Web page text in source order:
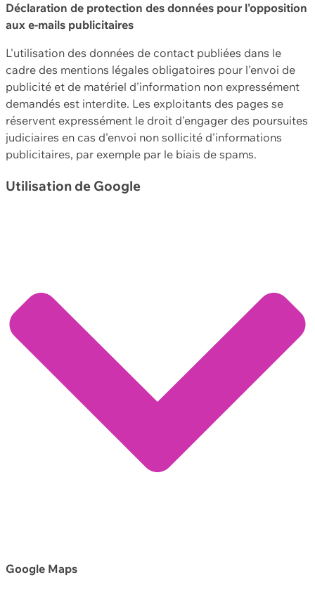
Déclaration de protection des données pour l'opposition
aux e-mails publicitaires
L'utilisation des données de contact publiées dans le
cadre des mentions légales obligatoires pour l'envoi de
publicité et de matériel d'information non expressément
demandés est interdite. Les exploitants des pages se
réservent expressément le droit d'engager des poursuites
judiciaires en cas d'envoi non sollicité d'informations
publicitaires, par exemple par le biais de spams.
Utilisation de Google
Google Maps